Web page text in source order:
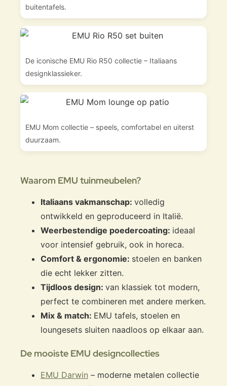
buitentafels.
De iconische EMU Rio R50 collectie – Italiaans
designklassieker.
EMU Mom collectie – speels, comfortabel en uiterst
duurzaam.
Waarom EMU tuinmeubelen?
Italiaans vakmanschap: volledig
ontwikkeld en geproduceerd in Italië.
Weerbestendige poedercoating: ideaal
voor intensief gebruik, ook in horeca.
Comfort & ergonomie: stoelen en banken
die echt lekker zitten.
Tijdloos design: van klassiek tot modern,
perfect te combineren met andere merken.
Mix & match: EMU tafels, stoelen en
loungesets sluiten naadloos op elkaar aan.
De mooiste EMU designcollecties
EMU Darwin – moderne metalen collectie